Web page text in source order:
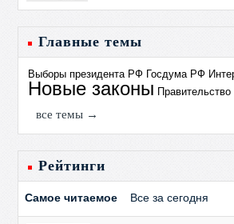
Главные темы
Выборы президента РФ Госдума РФ
Новые законы Правительство
все темы →
Рейтинги
Самое читаемое Все за сегодня